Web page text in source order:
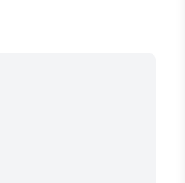
Ihrer täglichen Arbeit um.
schnell in Ihrem neuen